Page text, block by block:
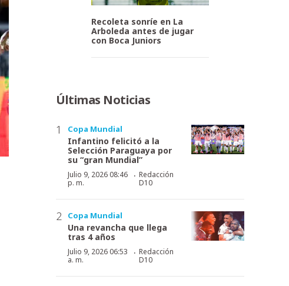
Recoleta sonríe en La
Arboleda antes de jugar
con Boca Juniors
Últimas Noticias
Copa Mundial
Infantino felicitó a la
Selección Paraguaya por
su “gran Mundial”
Julio 9, 2026 08:46
p. m.
·Redacción
D10
Copa Mundial
Una revancha que llega
tras 4 años
Julio 9, 2026 06:53
a. m.
·Redacción
D10